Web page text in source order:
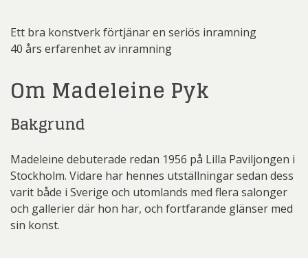
Ett bra konstverk förtjänar en seriös inramning
40 års erfarenhet av inramning
Om Madeleine Pyk
Bakgrund
Madeleine debuterade redan 1956 på Lilla Paviljongen i
Stockholm. Vidare har hennes utställningar sedan dess
varit både i Sverige och utomlands med flera salonger
och gallerier där hon har, och fortfarande glänser med
sin konst.